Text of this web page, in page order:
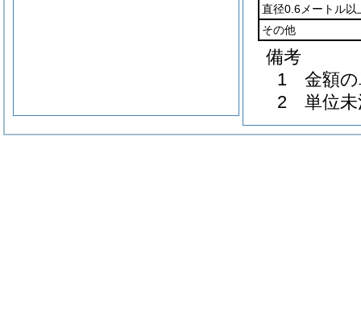
直径0.6メートル以
その他
備考
1 金額の
2 単位未